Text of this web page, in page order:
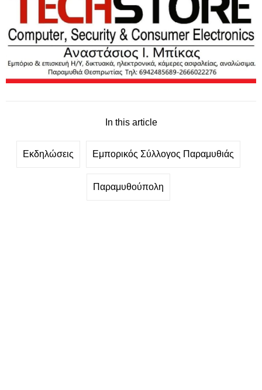
In this article
Εκδηλώσεις Εμπορικός Σύλλογος Παραμυθιάς
Παραμυθούπολη